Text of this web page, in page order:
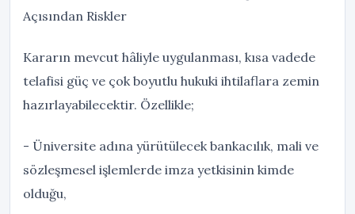
Açısından Riskler
Kararın mevcut hâliyle uygulanması, kısa vadede
telafisi güç ve çok boyutlu hukuki ihtilaflara zemin
hazırlayabilecektir. Özellikle;
- Üniversite adına yürütülecek bankacılık, mali ve
sözleşmesel işlemlerde imza yetkisinin kimde
olduğu,